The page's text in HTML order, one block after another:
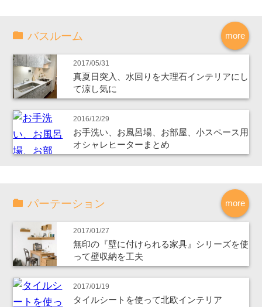
more
バスルーム
2017/05/31
真夏日突入、水回りを大理石インテリアにし
て涼し気に
2016/12/29
お手洗い、お風呂場、お部屋、小スペース用
オシャレヒーターまとめ
more
パーテーション
2017/01/27
無印の『壁に付けられる家具』シリーズを使
って壁収納を工夫
2017/01/19
タイルシートを使って北欧インテリア